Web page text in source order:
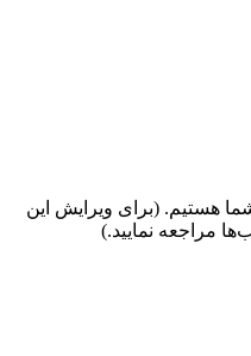
شما هستیم. (برای ویرایش این
مراجعه نمایید.)